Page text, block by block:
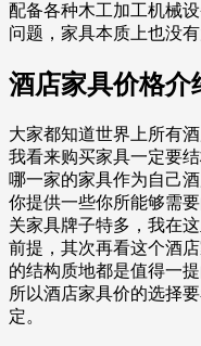
配备各种木工加工机械
问题，家具本质上也没有
酒店家具价格介
大家都知道世界上所有
我看来购买家具一定要
哪一家的家具作为自己
你提供一些你所能够需
关家具牌子特多，我在
前提，其次再看这个酒
的结构质地都是值得一
所以酒店家具价的选择
定。